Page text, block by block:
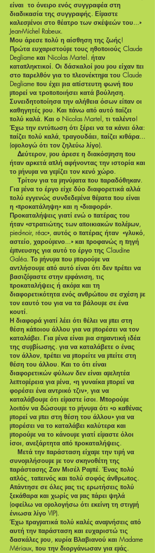
είναι το όνειρο ενός συγγραφέα στη
διαδικασία της συγγραφής. Είμαστε
καλεσμένοι στο θέατρο των σκέψεών του...»
Jean-Michel Rabeux.
Μου άρεσε πολύ η αίσθηση της ζωής!
Πρώτα ευχαριστούμε τους ηθοποιούς Claude
Degliame και Nicolas Martel. ήταν
καταπληκτικοί. Οι δάσκαλοί μου μου είχαν πει
στο παρελθόν για το πλεονέκτημα του Claude
Degliame που έχει μια απίστευτη φωνή που
μπορεί να τροποποιήσει κατά βούληση.
Συνειδητοποίησα την αλήθεια όσων είπαν οι
καθηγητές μου. Και πάνω από αυτό παίζει
πολύ καλά. Και ο Nicolas Martel, τι ταλέντο!
Έχω την εντύπωση ότι ξέρει να τα κάνει όλα:
παίζει πολύ καλά, τραγουδάει, παίζει κιθάρα...
(ομολογώ ότι τον ζηλεύω λίγο).
Δεύτερον, μου άρεσε η διακόσμηση που
ήταν αρκετά απλή αφήνοντας την ιστορία και
το μήνυμα να γεμίζει τον κενό χώρο.
Τρίτον για τα μηνύματα που παραδόθηκαν.
Για μένα το έργο είχε δύο διαφορετικά αλλά
πολύ εγγενώς συνδεδεμένα θέματα που είναι
η «προκατάληψη» και η «διαφορά».
Προκαταλήψεις γιατί ενώ ο πατέρας του
ήταν «στρατιώτης των αποικιακών πολέμων,
pied-noir, réac», αυτός ο πατέρας ήταν «γλυκό,
αστείο, χαρούμενο...» και προφανώς η πηγή
έμπνευσης για αυτό το έργο της Claudine
Galéa. Το μήνυμα που μπορούμε να
αντλήσουμε από αυτό είναι ότι δεν πρέπει να
βασιζόμαστε στην εμφάνιση, τις
προκαταλήψεις ή ακόμα και τη
διαφορετικότητα ενός ανθρώπου σε σχέση με
τον εαυτό του για να τα βάλουμε σε ένα
κουτί.
Η διαφορά γιατί λέει ότι θέλει να μπει στη
θέση κάποιου άλλου για να μπορέσει να τον
καταλάβει. Για μένα είναι μια σημαντική ιδέα
της συμβίωσης. για να καταλάβετε ο ένας
τον άλλον, πρέπει να μπορείτε να μπείτε στη
θέση του άλλου. Και το ότι είναι
διαφορετικών φύλων δεν είναι αμελητέα
λεπτομέρεια για μένα, «η γυναίκα μπορεί να
φορέσει ένα αντρικό τζιν», για να
καταλάβουμε ότι είμαστε ίσοι. Μπορούμε
λοιπόν να δώσουμε το μήνυμα ότι «ο καθένας
μπορεί να μπει στη θέση του άλλου» για να
μπορέσει να το καταλάβει καλύτερα και
μπορούμε να το κάνουμε γιατί είμαστε όλοι
ίσοι, ανεξάρτητα από προκαταλήψεις.
Μετά την παράσταση είχαμε την τιμή να
συνομιλήσουμε με τον σκηνοθέτη της
παράστασης Ζαν Μισέλ Ραμπέ. Ένας πολύ
απλός, ταπεινός και πολύ σοφός άνθρωπος.
Απάντησε σε όλες μας τις ερωτήσεις πολύ
ξεκάθαρα και χωρίς να μας πάρει ψηλά
(οφείλω να ομολογήσω ότι εκείνη τη στιγμή
ένιωσα λίγο VIP).
Έχω πραγματικά πολύ καλές αναμνήσεις από
αυτή την παράσταση και ευχαριστώ τις
δασκάλες μου, κυρία Βλαβιανού και Madame
Mériaux, που την διοργάνωσαν για εμάς.